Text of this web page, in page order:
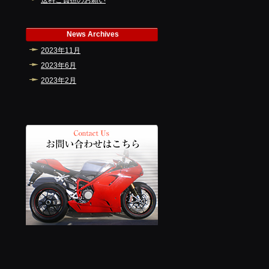
News Archives
2023年11月
2023年6月
2023年2月